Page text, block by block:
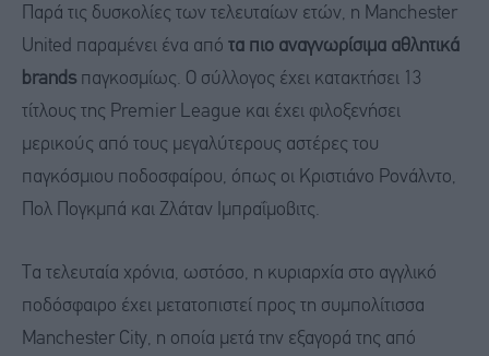
Παρά τις δυσκολίες των τελευταίων ετών, η Manchester
United παραμένει ένα από τα πιο αναγνωρίσιμα αθλητικά
brands παγκοσμίως. Ο σύλλογος έχει κατακτήσει 13
τίτλους της Premier League και έχει φιλοξενήσει
μερικούς από τους μεγαλύτερους αστέρες του
παγκόσμιου ποδοσφαίρου, όπως οι Κριστιάνο Ρονάλντο,
Πολ Πογκμπά και Ζλάταν Ιμπραΐμοβιτς.
Τα τελευταία χρόνια, ωστόσο, η κυριαρχία στο αγγλικό
ποδόσφαιρο έχει μετατοπιστεί προς τη συμπολίτισσα
Manchester City, η οποία μετά την εξαγορά της από